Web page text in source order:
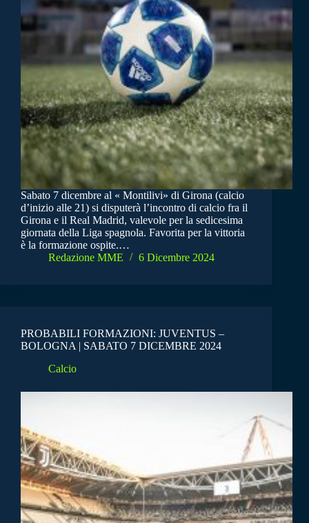
Sabato 7 dicembre al « Montilivi» di Girona (calcio
d’inizio alle 21) si disputerà l’incontro di calcio fra il
Girona e il Real Madrid, valevole per la sedicesima
giornata della Liga spagnola. Favorita per la vittoria
è la formazione ospite.…
Redazione MME
6 Dicembre 2024
PROBABILI FORMAZIONI: JUVENTUS –
BOLOGNA | SABATO 7 DICEMBRE 2024
Calcio